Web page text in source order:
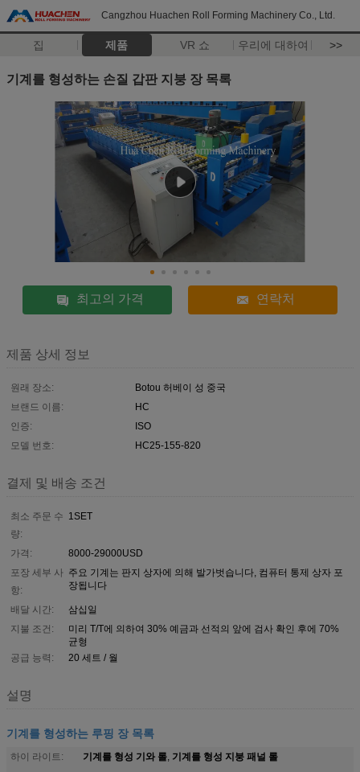
Cangzhou Huachen Roll Forming Machinery Co., Ltd.
집 제품 VR 쇼 우리에 대하여 >>
기계를 형성하는 손질 갑판 지붕 장 목록
최고의 가격 연락처
제품 상세 정보
원래 장소:
Botou 허베이 성 중국
브랜드 이름:
HC
인증:
ISO
모델 번호:
HC25-155-820
결제 및 배송 조건
최소 주문 수
량:
1SET
가격:
8000-29000USD
포장 세부 사
항:
주요 기계는 판지 상자에 의해 발가벗습니다, 컴퓨터 통제 상자 포
장됩니다
배달 시간:
삼십일
지불 조건:
미리 T/T에 의하여 30% 예금과 선적의 앞에 검사 확인 후에 70%
균형
공급 능력:
20 세트 / 월
설명
기계를 형성하는 루핑 장 목록
하이 라이트: 기계를 형성 기와 롤, 기계를 형성 지붕 패널 롤